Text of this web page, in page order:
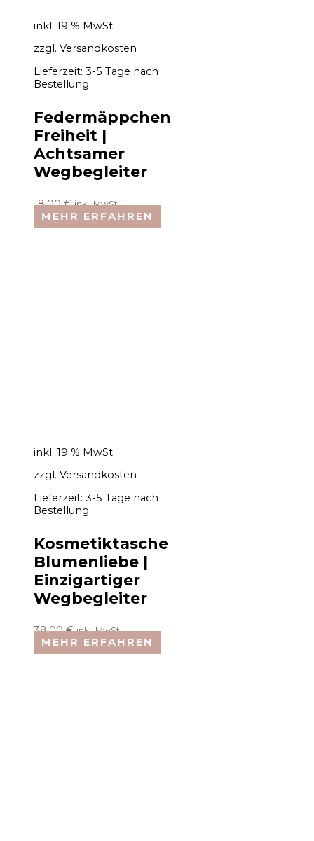
inkl. 19 % MwSt.
zzgl. Versandkosten
Lieferzeit: 3-5 Tage nach
Bestellung
Federmäppchen
Freiheit |
Achtsamer
Wegbegleiter
18,00€ inkl. MwSt.
MEHR ERFAHREN
inkl. 19 % MwSt.
zzgl. Versandkosten
Lieferzeit: 3-5 Tage nach
Bestellung
Kosmetiktasche
Blumenliebe |
Einzigartiger
Wegbegleiter
38,00€ inkl. MwSt.
MEHR ERFAHREN